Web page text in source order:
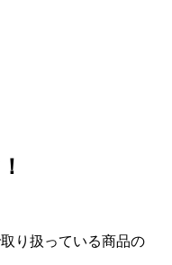
り扱っている商品の